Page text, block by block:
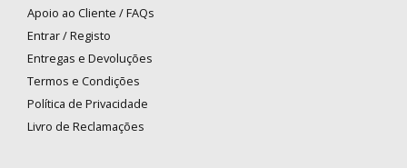
Apoio ao Cliente / FAQs
Entrar / Registo
Entregas e Devoluções
Termos e Condições
Política de Privacidade
Livro de Reclamações